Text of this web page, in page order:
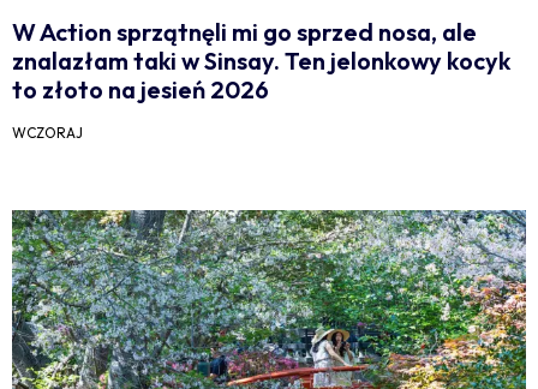
W Action sprzątnęli mi go sprzed nosa, ale
znalazłam taki w Sinsay. Ten jelonkowy kocyk
to złoto na jesień 2026
WCZORAJ